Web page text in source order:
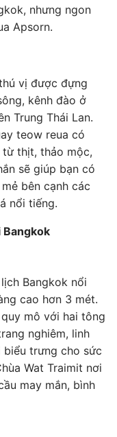
nhưng ngon
Apsorn.
vị được đựng
kênh đào ở
Trung Thái Lan.
teow reua có
thịt, thảo mộc,
sẽ giúp bạn có
bên cạnh các
nổi tiếng.
Bangkok nổi
cao hơn 3 mét.
mô với hai tông
nghiêm, linh
biểu trưng cho sức
Wat Traimit nơi
may mắn, bình